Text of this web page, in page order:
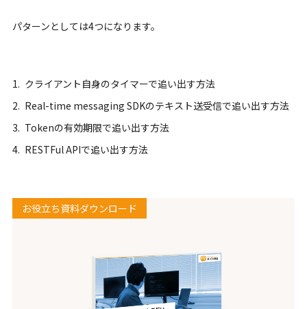
パターンとしては4つになります。
クライアント自身のタイマーで追い出す方法
Real-time messaging SDKのテキスト送受信で追い出す方法
Tokenの有効期限で追い出す方法
RESTFul APIで追い出す方法
お役立ち資料ダウンロード